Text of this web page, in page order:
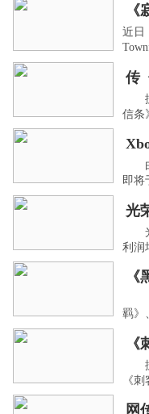
近日
据
信条
由
即将
光
利润
《
羁》
据
《